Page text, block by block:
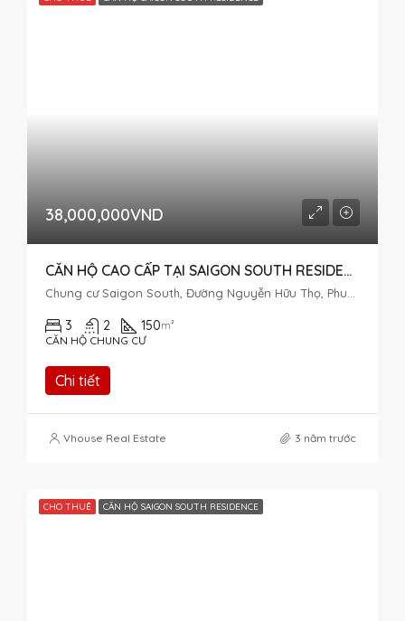
38,000,000VND
CĂN HỘ CAO CẤP TẠI SAIGON SOUTH RESIDENCE CHO THUÊ – 3 PN – TẦNG TRUNG
3 2 150m²
CĂN HỘ CHUNG CƯ
Chi tiết
Vhouse Real Estate 3 năm trước
CHO THUÊ CĂN HỘ SAIGON SOUTH RESIDENCE